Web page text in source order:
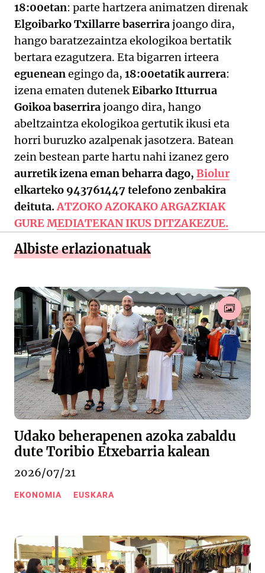
18:00etan: parte hartzera animatzen direnak
Elgoibarko Txillarre baserrirajoango dira,
hango baratzezaintza ekologikoa bertatik
bertara ezagutzera. Eta bigarren irteera
egueneanegingo da, 18:00etatik aurrera:
izena ematen dutenekEibarko Itturrua
Goikoa baserrirajoango dira, hango
abeltzaintza ekologikoa gertutik ikusi eta
horri buruzko azalpenak jasotzera. Batean
zein bestean parte hartu nahi izanez gero
aurretik izena eman beharra dago, Biolur
elkarteko 943761447 telefono zenbakira
deituta.ATZOKO AZOKAKO ARGAZKIAK
GURE MEDIATEKAN IKUS DITZAKEZUE.
Albiste erlazionatuak
Udako beherapenen azoka zabaldu
dute Toribio Etxebarria kalean
2026/07/21
EKONOMIA EUSKARA